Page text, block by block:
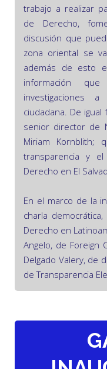
trabajo a realizar
de Derecho,
discusión que
zona oriental se
además de esto
información
investigaciones
ciudadana. De
senior director de
Miriam Kornblith;
transparencia y
Derecho en El
En el marco de la
charla
Derecho en
Angelo, de Foreign
Delgado Valery, de
de Transparencia